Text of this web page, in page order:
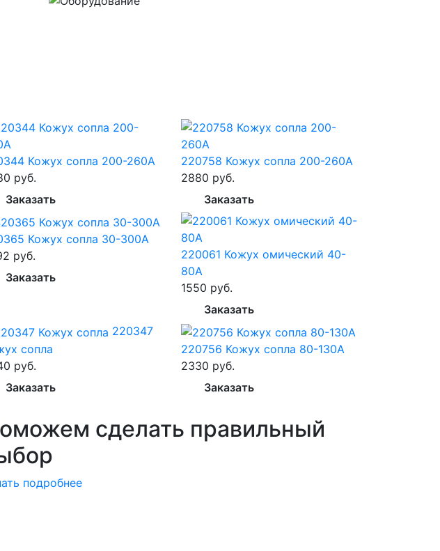
Кожух сопла 200-260А
руб.
Заказать
220758 Кожух сопла 200-260А
2880 руб.
Заказать
Кожух сопла 30-300А
руб.
Заказать
220061 Кожух омический 40-
80А
1550 руб.
Заказать
220347
сопла
руб.
Заказать
220756 Кожух сопла 80-130А
2330 руб.
Заказать
сделать правильный
подробнее